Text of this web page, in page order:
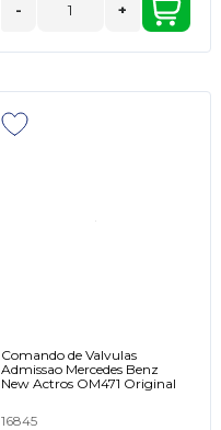
- +
Comando de Valvulas
Admissao Mercedes Benz
New Actros OM471 Original
16845